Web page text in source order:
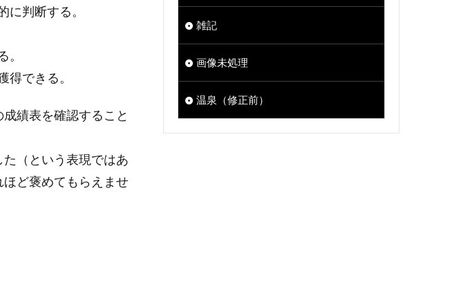
断する。
できる。
績表を確認すること
（という表現ではあ
ど褒めてもらえませ
雑記
画像未処理
温泉（修正前）